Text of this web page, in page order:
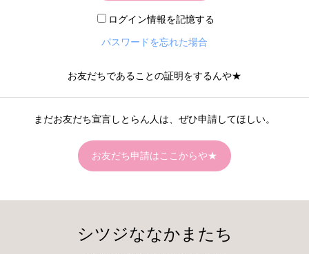
ログイン情報を記憶する
パスワードを忘れた場合
お友だちであることの証明をするんや★
まだお友だち宣言しとらん人は、ぜひ申請してほしい。
お友だち申請はここからや★
シツジななかまたち